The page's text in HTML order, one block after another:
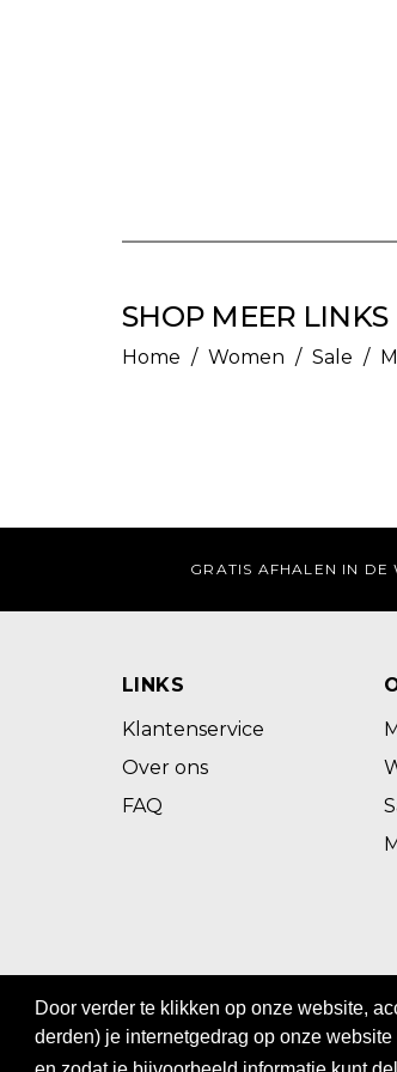
Door verder te klikken op onze website,
derden) je internetgedrag op onze
SHOP MEER LINKS
Home / Women / Sale /
GRATIS AFHALEN IN DE
LINKS
Klantenservice
Over ons
FAQ
Privacy|Algemene